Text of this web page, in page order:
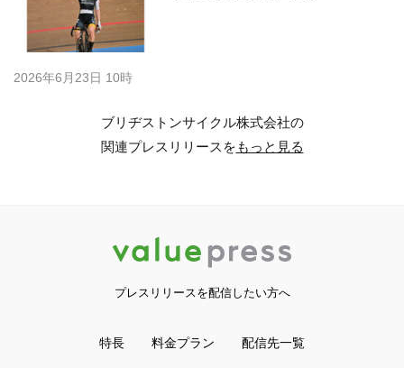
2026年6月23日 10時
ブリヂストンサイクル株式会社の
関連プレスリリースをもっと見る
プレスリリースを配信したい方へ
特長 料金プラン 配信先一覧